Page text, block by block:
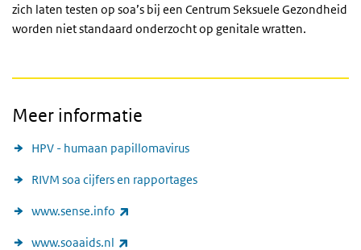
zich laten testen op soa’s bij een Centrum Seksuele Gezondheid
worden niet standaard onderzocht op genitale wratten.
Meer informatie
HPV - humaan papillomavirus
RIVM soa cijfers en rapportages
www.sense.info
www.soaaids.nl